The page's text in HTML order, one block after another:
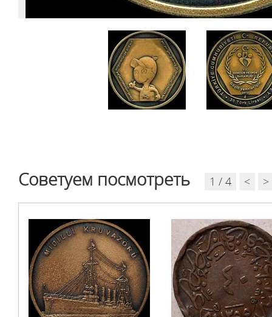
Советуем посмотреть 1 / 4 < >